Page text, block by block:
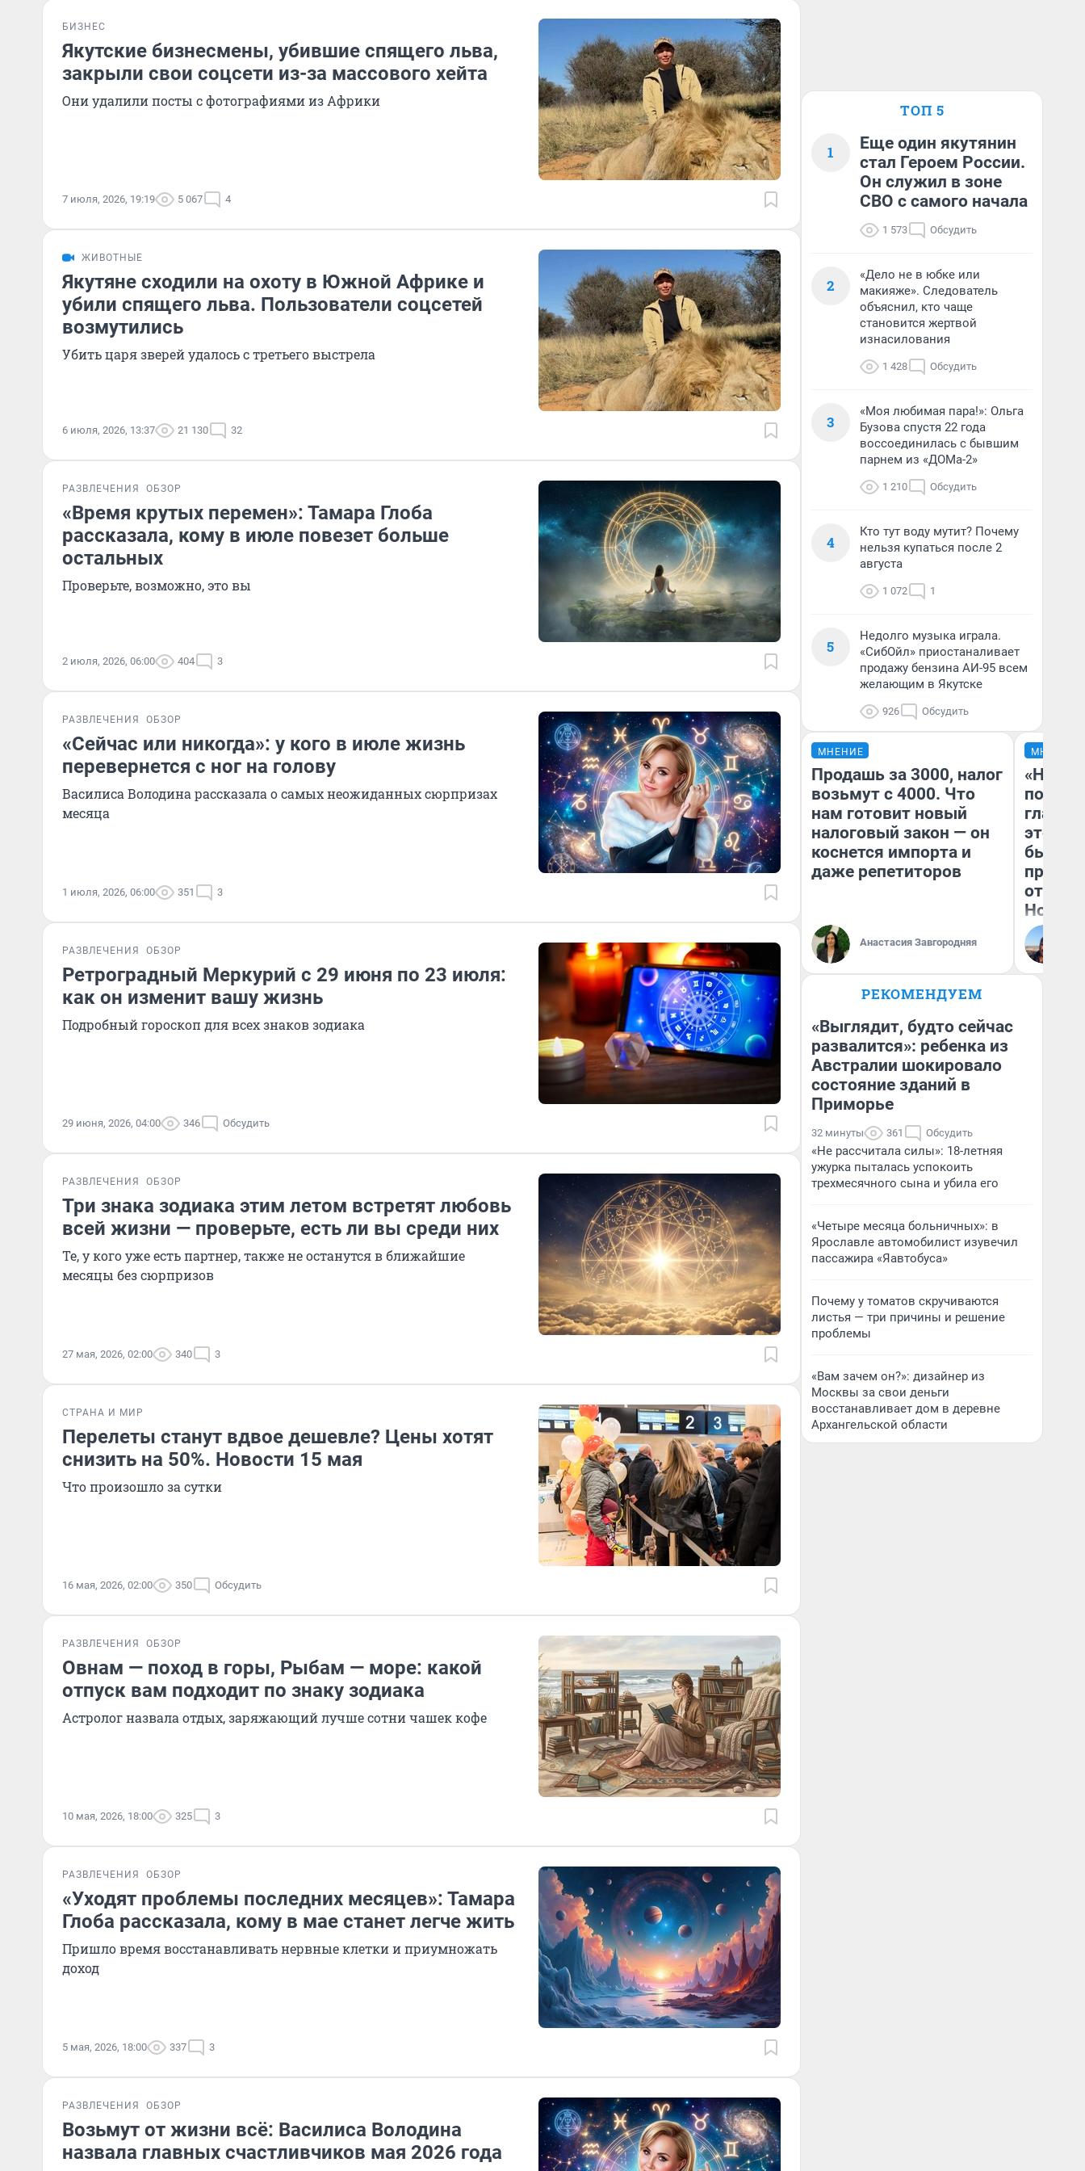
БИЗНЕС
Якутские бизнесмены, убившие спящего льва,
закрыли свои соцсети из-за массового хейта
Они удалили посты с фотографиями из Африки
7 июля, 2026, 19:19 5 067 4
ЖИВОТНЫЕ
Якутяне сходили на охоту в Южной Африке и
убили спящего льва. Пользователи соцсетей
возмутились
Убить царя зверей удалось с третьего выстрела
6 июля, 2026, 13:37 21 130 32
РАЗВЛЕЧЕНИЯ ОБЗОР
«Время крутых перемен»: Тамара Глоба
рассказала, кому в июле повезет больше
остальных
Проверьте, возможно, это вы
2 июля, 2026, 06:00 404 3
РАЗВЛЕЧЕНИЯ ОБЗОР
«Сейчас или никогда»: у кого в июле жизнь
перевернется с ног на голову
Василиса Володина рассказала о самых неожиданных сюрпризах
месяца
1 июля, 2026, 06:00 351 3
РАЗВЛЕЧЕНИЯ ОБЗОР
Ретроградный Меркурий с 29 июня по 23 июля:
как он изменит вашу жизнь
Подробный гороскоп для всех знаков зодиака
29 июня, 2026, 04:00 346 Обсудить
РАЗВЛЕЧЕНИЯ ОБЗОР
Три знака зодиака этим летом встретят любовь
всей жизни — проверьте, есть ли вы среди них
Те, у кого уже есть партнер, также не останутся в ближайшие
месяцы без сюрпризов
27 мая, 2026, 02:00 340 3
СТРАНА И МИР
Перелеты станут вдвое дешевле? Цены хотят
снизить на 50%. Новости 15 мая
Что произошло за сутки
16 мая, 2026, 02:00 350 Обсудить
РАЗВЛЕЧЕНИЯ ОБЗОР
Овнам — поход в горы, Рыбам — море: какой
отпуск вам подходит по знаку зодиака
Астролог назвала отдых, заряжающий лучше сотни чашек кофе
10 мая, 2026, 18:00 325 3
РАЗВЛЕЧЕНИЯ ОБЗОР
«Уходят проблемы последних месяцев»: Тамара
Глоба рассказала, кому в мае станет легче жить
Пришло время восстанавливать нервные клетки и приумножать
доход
5 мая, 2026, 18:00 337 3
РАЗВЛЕЧЕНИЯ ОБЗОР
Возьмут от жизни всё: Василиса Володина
назвала главных счастливчиков мая 2026 года
ТОП 5
1
Еще один якутянин
стал Героем России.
Он служил в зоне
СВО с самого начала
1 573 Обсудить
2
«Дело не в юбке или
макияже». Следователь
объяснил, кто чаще
становится жертвой
изнасилования
1 428 Обсудить
3
«Моя любимая пара!»: Ольга
Бузова спустя 22 года
воссоединилась с бывшим
парнем из «ДОМа-2»
1 210 Обсудить
4
Кто тут воду мутит? Почему
нельзя купаться после 2
августа
1 072 1
5
Недолго музыка играла.
«СибОйл» приостаналивает
продажу бензина АИ-95 всем
желающим в Якутске
926 Обсудить
МНЕНИЕ
Продашь за 3000, налог
возьмут с 4000. Что
нам готовит новый
налоговый закон — он
коснется импорта и
даже репетиторов
Анастасия Завгородняя
МНЕНИЕ
этого
бьет
отзыв
Нолана
РЕКОМЕНДУЕМ
«Выглядит, будто сейчас
развалится»: ребенка из
Австралии шокировало
состояние зданий в
Приморье
32 минуты 361 Обсудить
«Не рассчитала силы»: 18-летняя
ужурка пыталась успокоить
трехмесячного сына и убила его
«Четыре месяца больничных»: в
Ярославле автомобилист изувечил
пассажира «Яавтобуса»
Почему у томатов скручиваются
листья — три причины и решение
проблемы
«Вам зачем он?»: дизайнер из
Москвы за свои деньги
восстанавливает дом в деревне
Архангельской области